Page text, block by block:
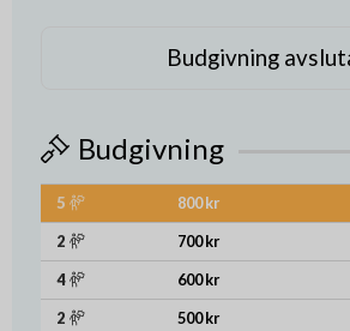
Budgivning
Budgivning
5 800 kr
2
700 kr
4
600 kr
2
500 kr